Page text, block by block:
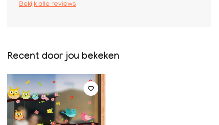
Bekijk alle reviews
Recent door jou bekeken